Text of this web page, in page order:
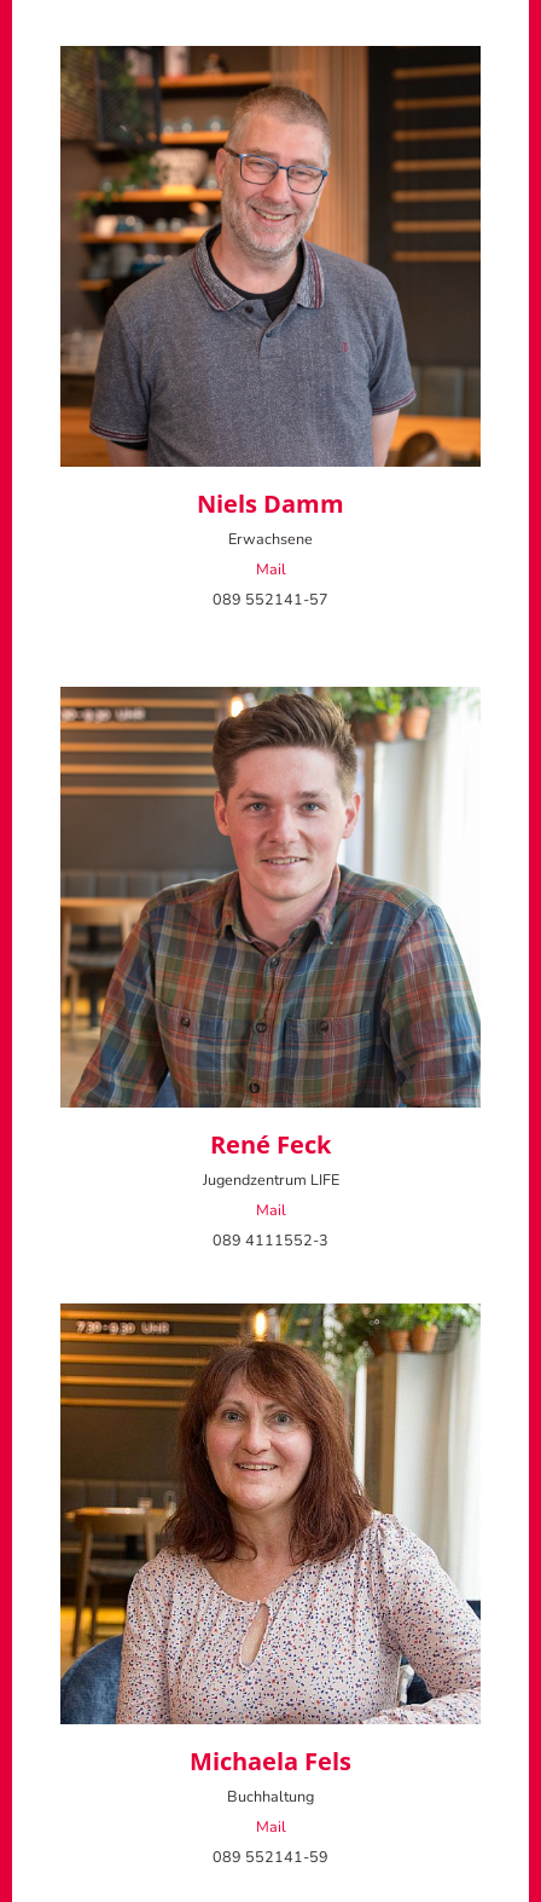
Niels Damm
Erwachsene
Mail
089 552141-57
René Feck
Jugendzentrum LIFE
Mail
089 4111552-3
Michaela Fels
Buchhaltung
Mail
089 552141-59